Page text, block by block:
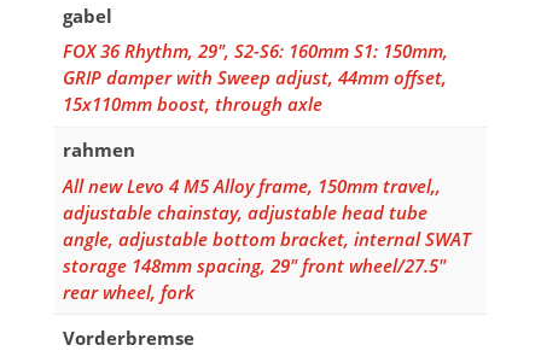
gabel
FOX 36 Rhythm, 29", S2-S6: 160mm S1: 150mm,
GRIP damper with Sweep adjust, 44mm offset,
15x110mm boost, through axle
rahmen
All new Levo 4 M5 Alloy frame, 150mm travel,,
adjustable chainstay, adjustable head tube
angle, adjustable bottom bracket, internal SWAT
storage 148mm spacing, 29" front wheel/27.5"
rear wheel, fork
Vorderbremse